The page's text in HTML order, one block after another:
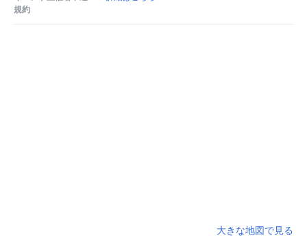
規約
大きな地図で見る